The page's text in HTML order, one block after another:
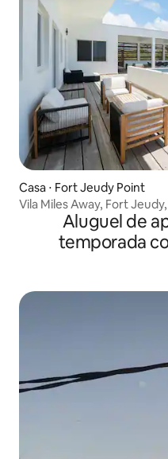
Casa ⋅ Fort Jeudy Point
Vila Miles Away, Fort
Aluguel de
temporada